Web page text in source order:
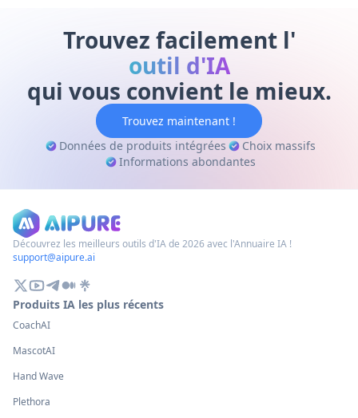
créer des diapositives captivantes.
Explorez notre guide complet dès
Trouvez facilement l'
outil d'IA
qui vous convient le mieux.
Trouvez maintenant !
Données de produits intégrées
Choix massifs
Informations abondantes
Découvrez les meilleurs outils d'IA de 2026 avec l'Annuaire IA !
support@aipure.ai
Produits IA les plus récents
CoachAI
MascotAI
Hand Wave
Plethora